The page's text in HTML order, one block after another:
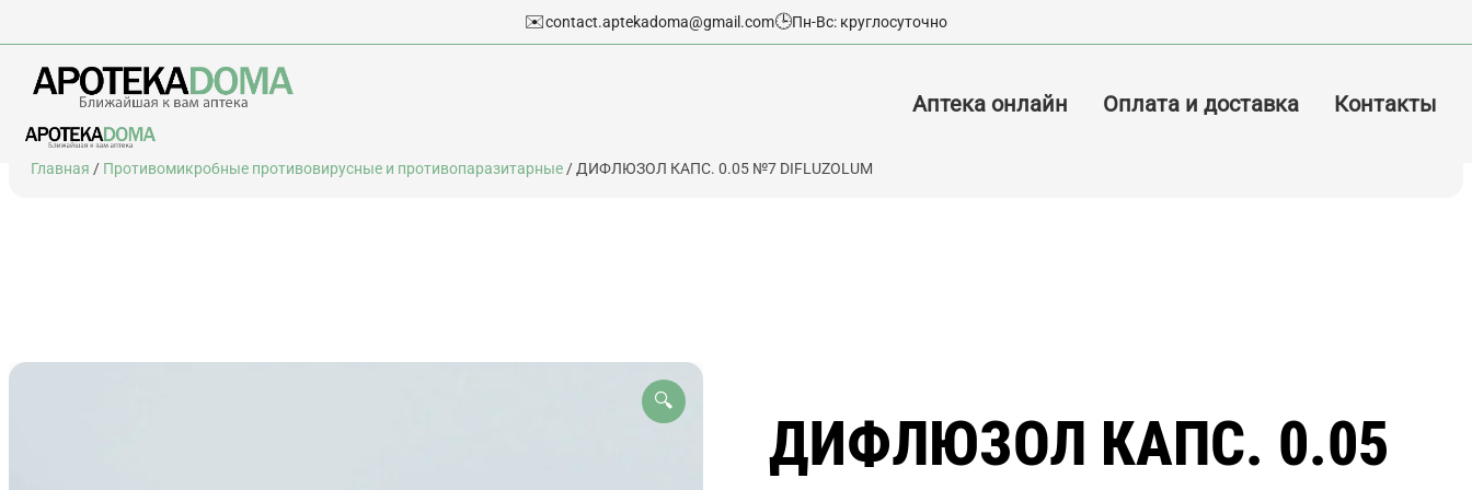
Перейти
✉️contact.aptekadoma@gmail.com🕒Пн-Вс: круглосуточно
Аптека онлайн Оплата и доставка Контакты
Главная / Противомикробные противовирусные и противопаразитарные / ДИФЛЮЗОЛ КАПС. 0.05 №7 DIFLUZOLUM
🔍
ДИФЛЮЗОЛ КАПС. 0.05